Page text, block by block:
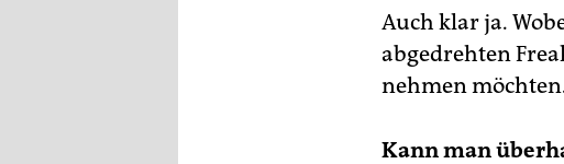
Auch klar ja.
abgedrehten
nehmen
Kann man